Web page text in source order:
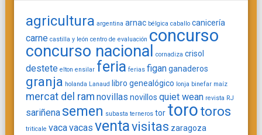
agricultura argentina arnac bélgica caballo canicería
carne castilla y león centro de evaluación concurso
concurso nacional cornadiza crisol
destete elton ensilar feria ferias figanganaderos
granja holanda Lanaud libro genealógico lonja binefar maíz
mercat del ram novillas novillos quiet wean revista RJ
sariñena semen subasta terneros tor torotoros
triticale vacavacas ventavisitas zaragoza